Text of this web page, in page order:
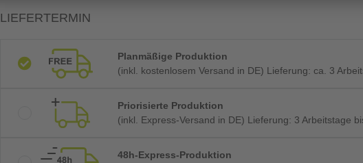
LIEFERTERMIN
Planmäßige Produktion
(inkl. kostenlosem Versand in DE) Lieferung: ca. 3
Priorisierte Produktion
(inkl. Express-Versand in DE) Lieferung: 3 Arbeitstage
48h-Express-Produktion